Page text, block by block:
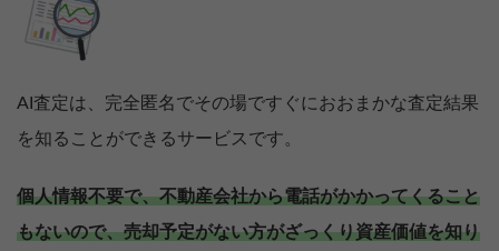
AI査定は、完全匿名でその場ですぐにおおまかな査定結果
を知ることができるサービスです。
個人情報不要で、不動産会社から電話がかかってくること
もないので、売却予定がない方がざっくり資産価値を知り